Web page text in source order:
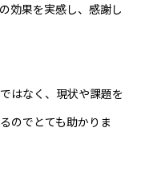
効果を実感し、感謝し
はなく、現状や課題を
のでとても助かりま